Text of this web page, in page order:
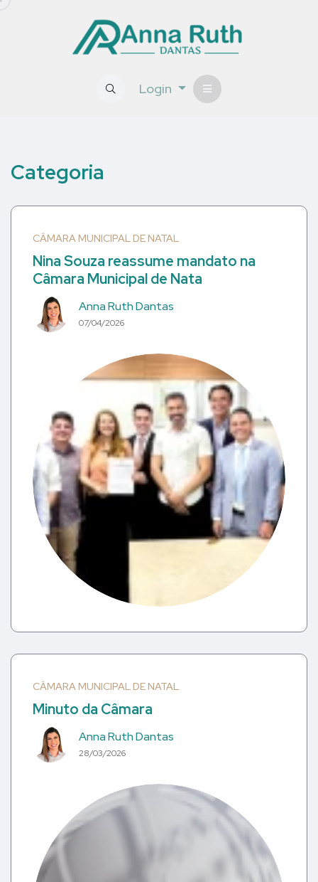
Login
Categoria
CÂMARA MUNICIPAL DE NATAL
Nina Souza reassume mandato na
Câmara Municipal de Nata
Anna Ruth Dantas
07/04/2026
CÂMARA MUNICIPAL DE NATAL
Minuto da Câmara
Anna Ruth Dantas
28/03/2026